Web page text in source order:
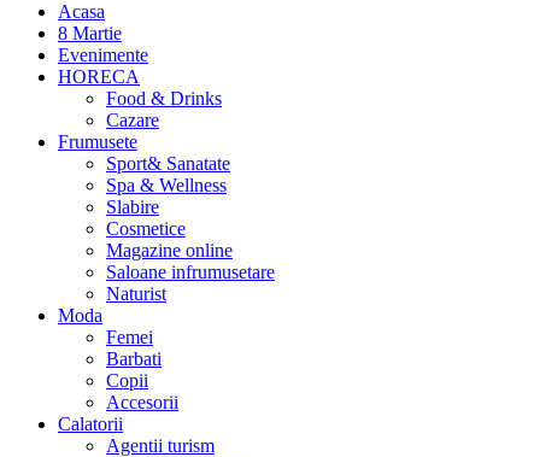
Acasa
8 Martie
Evenimente
HORECA
Food & Drinks
Cazare
Frumusete
Sport& Sanatate
Spa & Wellness
Slabire
Cosmetice
Magazine online
Saloane infrumusetare
Naturist
Moda
Femei
Barbati
Copii
Accesorii
Calatorii
Agentii turism